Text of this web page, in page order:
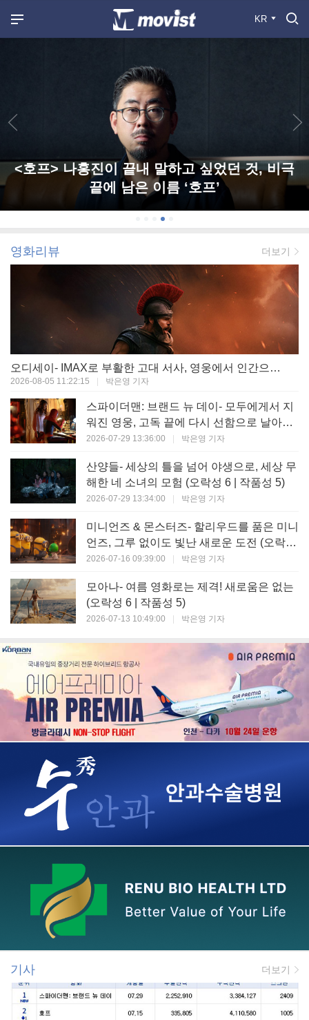
KR
<호프> 나홍진이 끝내 말하고 싶었던 것, 비극
끝에 남은 이름 ‘호프’
영화리뷰 더보기
오디세이- IMAX로 부활한 고대 서사, 영웅에서 인간으로의 귀환 (오락성 9 | 작품성 9)
2026-08-05 11:22:15 박은영 기자
스파이더맨: 브랜드 뉴 데이- 모두에게서 지
워진 영웅, 고독 끝에 다시 선함으로 날아오
르다 (오락성 8 | 작품성 8)
2026-07-29 13:36:00 박은영 기자
산양들- 세상의 틀을 넘어 야생으로, 세상 무
해한 네 소녀의 모험 (오락성 6 | 작품성 5)
2026-07-29 13:34:00 박은영 기자
미니언즈 & 몬스터즈- 할리우드를 품은 미니
언즈, 그루 없이도 빛난 새로운 도전 (오락성
7 | 작품성 6)
2026-07-16 09:39:00 박은영 기자
모아나- 여름 영화로는 제격! 새로움은 없는
(오락성 6 | 작품성 5)
2026-07-13 10:49:00 박은영 기자
기사 더보기